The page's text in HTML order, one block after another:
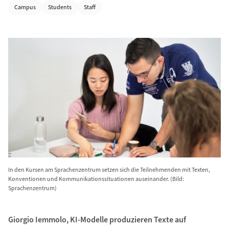
Kategorien
Campus Students Staff
In den Kursen am Sprachenzentrum setzen sich die Teilnehmenden mit Texten,
Konventionen und Kommunikationssituationen auseinander. (Bild:
Sprachenzentrum)
Giorgio Iemmolo, KI-Modelle produzieren Texte auf